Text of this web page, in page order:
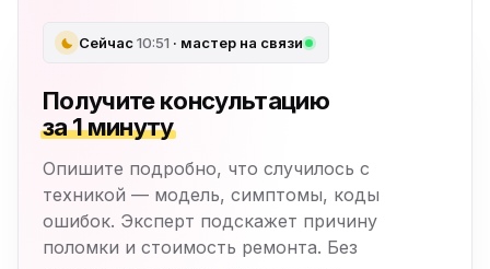
Сейчас10:51 · мастер на связи
Получите консультацию
за 1 минуту
Опишите подробно, что случилось с
техникой — модель, симптомы, коды
ошибок. Эксперт подскажет причину
поломки и стоимость ремонта. Без